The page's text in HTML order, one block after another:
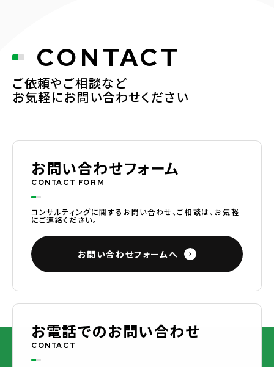
CONTACT
ご依頼やご相談など
お気軽にお問い合わせください
お問い合わせフォーム
CONTACT FORM
コンサルティングに関するお問い合わせ、ご相談は、お気軽
にご連絡ください。
お問い合わせフォームへ
お電話でのお問い合わせ
CONTACT